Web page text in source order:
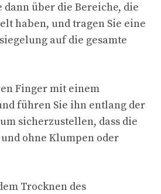
dann über die Bereiche, die
haben, und tragen Sie eine
auf die gesamte
Finger mit einem
führen Sie ihn entlang der
sicherzustellen, dass die
ohne Klumpen oder
Trocknen des